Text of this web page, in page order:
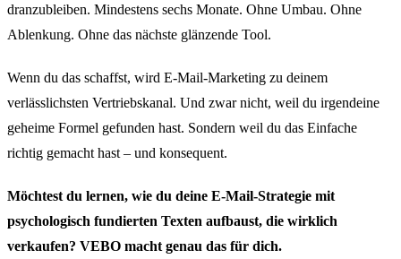
dranzubleiben. Mindestens sechs Monate. Ohne Umbau. Ohne
Ablenkung. Ohne das nächste glänzende Tool.
Wenn du das schaffst, wird E-Mail-Marketing zu deinem
verlässlichsten Vertriebskanal. Und zwar nicht, weil du irgendeine
geheime Formel gefunden hast. Sondern weil du das Einfache
richtig gemacht hast – und konsequent.
Möchtest du lernen, wie du deine E-Mail-Strategie mit
psychologisch fundierten Texten aufbaust, die wirklich
verkaufen? VEBO macht genau das für dich.